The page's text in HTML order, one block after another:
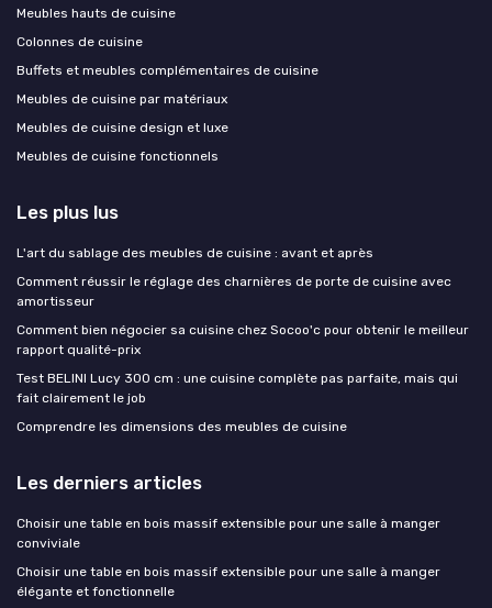
Meubles hauts de cuisine
Colonnes de cuisine
Buffets et meubles complémentaires de cuisine
Meubles de cuisine par matériaux
Meubles de cuisine design et luxe
Meubles de cuisine fonctionnels
Les plus lus
L'art du sablage des meubles de cuisine : avant et après
Comment réussir le réglage des charnières de porte de cuisine avec
amortisseur
Comment bien négocier sa cuisine chez Socoo'c pour obtenir le meilleur
rapport qualité-prix
Test BELINI Lucy 300 cm : une cuisine complète pas parfaite, mais qui
fait clairement le job
Comprendre les dimensions des meubles de cuisine
Les derniers articles
Choisir une table en bois massif extensible pour une salle à manger
conviviale
Choisir une table en bois massif extensible pour une salle à manger
élégante et fonctionnelle